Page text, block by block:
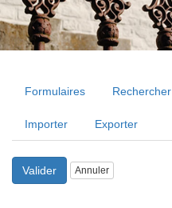
Formulaires Rechercher
Importer Exporter
Valider Annuler